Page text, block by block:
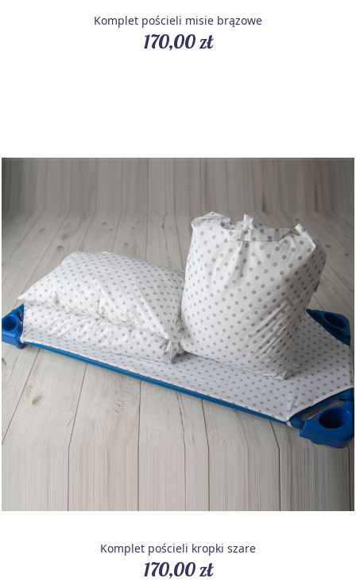
Komplet pościeli misie brązowe
170,00 zł
Komplet pościeli kropki szare
170,00 zł